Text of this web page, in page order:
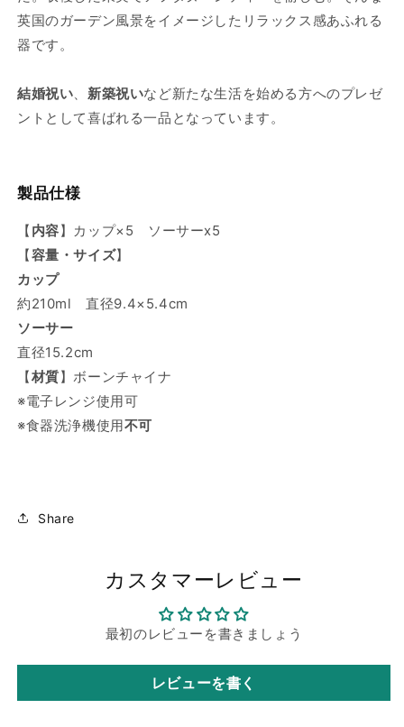
英国のガーデン風景をイメージしたリラックス感あふれる
器です。
結婚祝い、新築祝いなど新たな生活を始める方へのプレゼ
ントとして喜ばれる一品となっています。
製品仕様
【 内容】カップ×5 ソーサーx5
【容量・サイズ】
カップ
約210ml 直径9.4×5.4cm
ソーサー
直径15.2cm
【材質】ボーンチャイナ
※電子レンジ使用可
※食器洗浄機使用不可
Share
カスタマーレビュー
最初のレビューを書きましょう
レビューを書く